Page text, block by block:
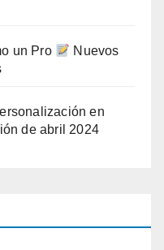
un Pro
Nuevos
en
de abril 2024